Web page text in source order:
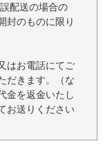
配送の場合の
封のものに限り
はお電話にてご
だきます。（な
金を返金いたし
お送りください